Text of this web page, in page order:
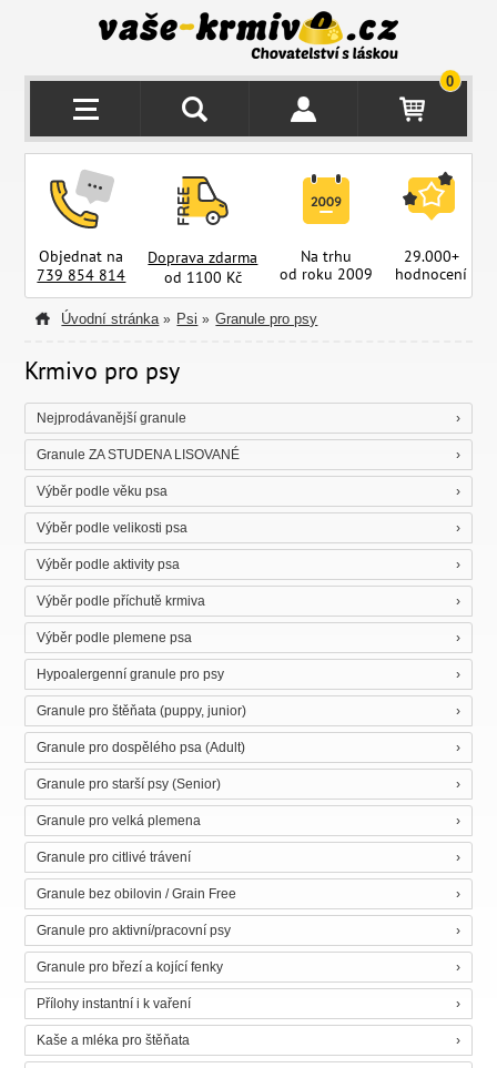
0
Objednat na
739 854 814
Doprava zdarma
od 1100 Kč
Na trhu
od roku 2009
29.000+
hodnocení
Úvodní stránka » Psi » Granule pro psy
Krmivo pro psy
Nejprodávanější granule
Granule ZA STUDENA LISOVANÉ
Výběr podle věku psa
Výběr podle velikosti psa
Výběr podle aktivity psa
Výběr podle příchutě krmiva
Výběr podle plemene psa
Hypoalergenní granule pro psy
Granule pro štěňata (puppy, junior)
Granule pro dospělého psa (Adult)
Granule pro starší psy (Senior)
Granule pro velká plemena
Granule pro citlivé trávení
Granule bez obilovin / Grain Free
Granule pro aktivní/pracovní psy
Granule pro březí a kojící fenky
Přílohy instantní i k vaření
Kaše a mléka pro štěňata